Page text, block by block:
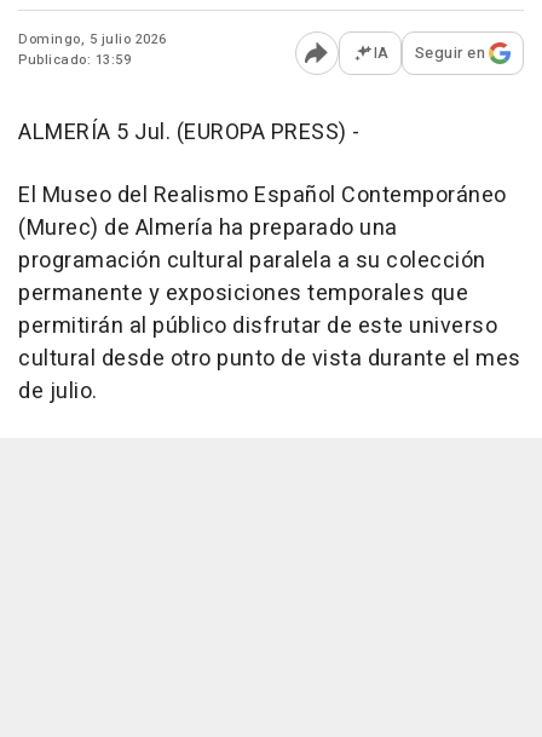
Domingo, 5 julio 2026
Publicado: 13:59
Abrir opciones para
IA Seguir en
ALMERÍA 5 Jul. (EUROPA PRESS) -
El Museo del Realismo Español Contemporáneo
(Murec) de Almería ha preparado una
programación cultural paralela a su colección
permanente y exposiciones temporales que
permitirán al público disfrutar de este universo
cultural desde otro punto de vista durante el mes
de julio.